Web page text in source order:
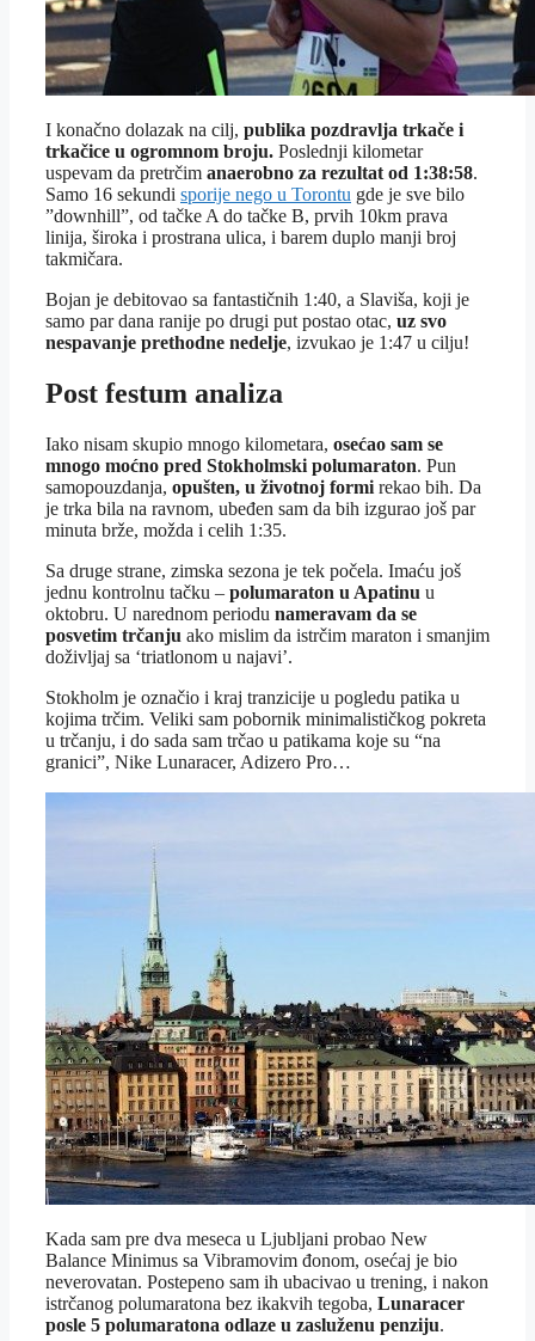
I konačno dolazak na cilj, publika pozdravlja trkače i
trkačice u ogromnom broju. Poslednji kilometar
uspevam da pretrčim anaerobno za rezultat od 1:38:58.
Samo 16 sekundi sporije nego u Torontu gde je sve bilo
”downhill”, od tačke A do tačke B, prvih 10km prava
linija, široka i prostrana ulica, i barem duplo manji broj
takmičara.
Bojan je debitovao sa fantastičnih 1:40, a Slaviša, koji je
samo par dana ranije po drugi put postao otac, uz svo
nespavanje prethodne nedelje, izvukao je 1:47 u cilju!
Post festum analiza
Iako nisam skupio mnogo kilometara, osećao sam se
mnogo moćno pred Stokholmski polumaraton. Pun
samopouzdanja, opušten, u životnoj formi rekao bih. Da
je trka bila na ravnom, ubeđen sam da bih izgurao još par
minuta brže, možda i celih 1:35.
Sa druge strane, zimska sezona je tek počela. Imaću još
jednu kontrolnu tačku – polumaraton u Apatinu u
oktobru. U narednom periodu nameravam da se
posvetim trčanju ako mislim da istrčim maraton i smanjim
doživljaj sa ‘triatlonom u najavi’.
Stokholm je označio i kraj tranzicije u pogledu patika u
kojima trčim. Veliki sam pobornik minimalističkog pokreta
u trčanju, i do sada sam trčao u patikama koje su “na
granici”, Nike Lunaracer, Adizero Pro…
Kada sam pre dva meseca u Ljubljani probao New
Balance Minimus sa Vibramovim đonom, osećaj je bio
neverovatan. Postepeno sam ih ubacivao u trening, i nakon
istrčanog polumaratona bez ikakvih tegoba, Lunaracer
posle 5 polumaratona odlaze u zasluženu penziju.